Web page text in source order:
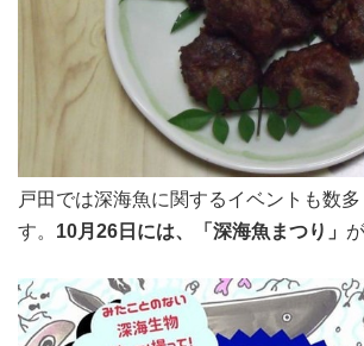
戸田では深海魚に関するイベントも数
す。 10月26日には、「深海魚まつり」